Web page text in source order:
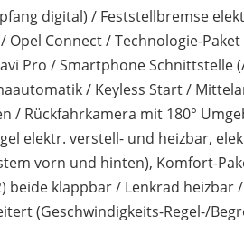
digital) / Feststellbremse
Connect / Technologie-
Pro / Smartphone Schnittstelle
/ Keyless Start /
/ Rückfahrkamera mit 180°
elektr. verstell- und heizbar,
vorn und hinten), Komfort-
beide klappbar / Lenkrad heizbar
(Geschwindigkeits-Regel-/